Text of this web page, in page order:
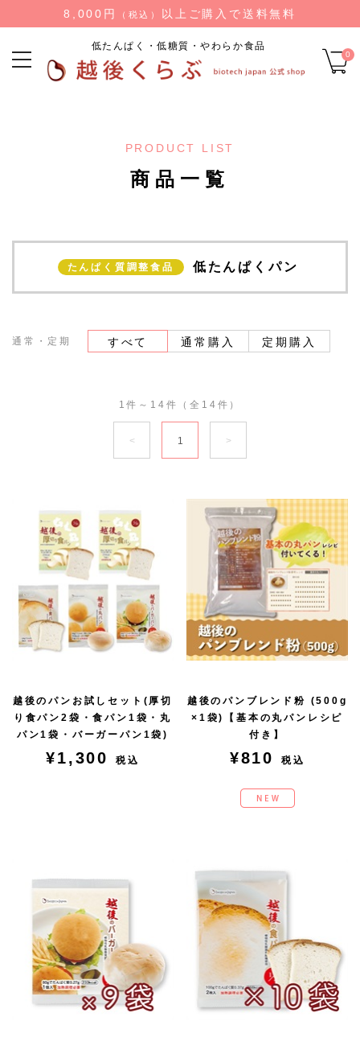
8,000円 （税込） 以上ご購入で送料無料
低たんぱく・低糖質・やわらか食品
0
PRODUCT LIST
商品一覧
たんぱく質調整食品 低たんぱくパン
通常・定期 すべて 通常購入 定期購入
1件～14件（全14件）
1
越後のパンお試しセット(厚切
り食パン2袋・食パン1袋・丸
パン1袋・バーガーパン1袋)
¥1,300 税込
越後のパンブレンド粉 (500g
×1袋)【基本の丸パンレシピ
付き】
¥810 税込